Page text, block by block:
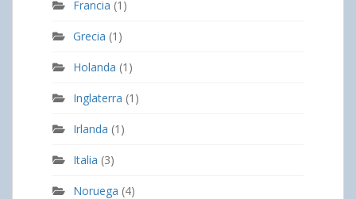
Francia (1)
Grecia (1)
Holanda (1)
Inglaterra (1)
Irlanda (1)
Italia (3)
Noruega (4)